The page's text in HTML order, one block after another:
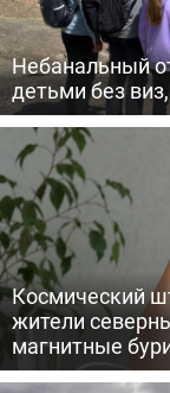
Небанальный
детьми без
Космический
жители
магнитные